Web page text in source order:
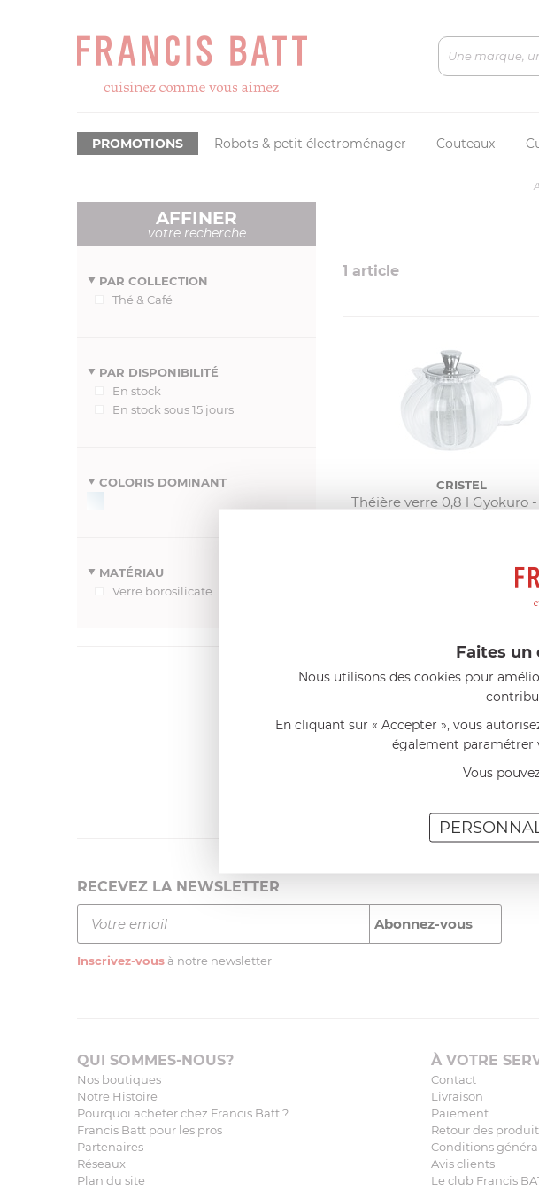
Robots & petit électroménager Couteaux
PROMOTIONS
AFFINER
votre recherche
PAR COLLECTION
Thé & Café
PAR DISPONIBILITÉ
En stock
En stock sous 15 jours
COLORIS DOMINANT
MATÉRIAU
Verre borosilicate
1 article
CRISTEL
Théière verre 0,8 l Gyokuro
Derniers avis produits
Casserole mini 9 cm Castelpro 5 ply
qualité. Cette casserole est parfaite
RECEVEZ LA NEWSLETTER
Inscrivez-vous à notre newsletter
QUI SOMMES-NOUS?
Nos boutiques
Notre Histoire
Pourquoi acheter chez Francis Batt ?
Francis Batt pour les pros
Partenaires
Réseaux
Plan du site
À VOTRE
Contact
Livraison
Paiement
Retour des
Conditions
Avis clients
Le club Francis
Faites un
Nous utilisons des cookies pour
En cliquant sur « Accepter », vous
également paramétrer
Vous